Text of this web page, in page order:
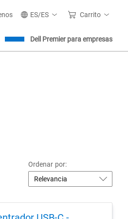
ES/ES Carrito
Dell Premier para empresas
Ordenar por: